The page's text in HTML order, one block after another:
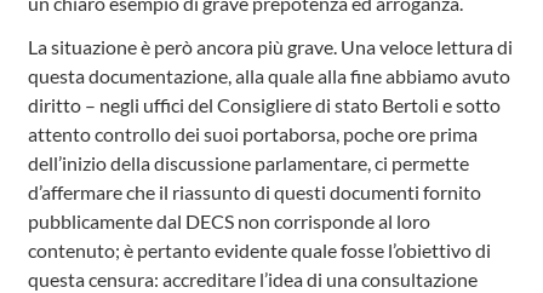
La situazione è però ancora più grave. Una veloce lettura di
questa documentazione, alla quale alla fine abbiamo avuto
diritto – negli uffici del Consigliere di stato Bertoli e sotto
attento controllo dei suoi portaborsa, poche ore prima
dell’inizio della discussione parlamentare, ci permette
d’affermare che il riassunto di questi documenti fornito
pubblicamente dal DECS non corrisponde al loro
contenuto; è pertanto evidente quale fosse l’obiettivo di
questa censura: accreditare l’idea di una consultazione